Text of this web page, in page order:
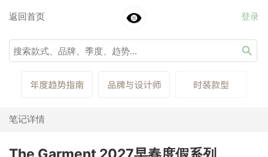
返回首页 登录
笔记详情